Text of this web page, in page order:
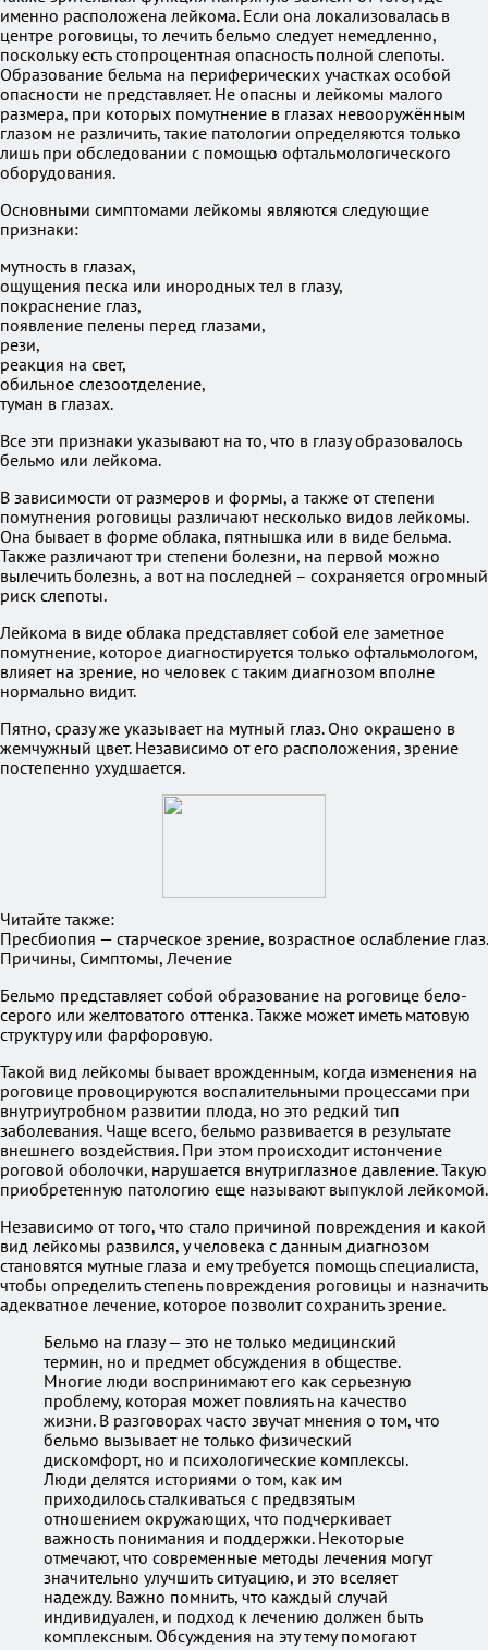
именно расположена лейкома. Если она локализовалась в
центре роговицы, то лечить бельмо следует немедленно,
поскольку есть стопроцентная опасность полной слепоты.
Образование бельма на периферических участках особой
опасности не представляет. Не опасны и лейкомы малого
размера, при которых помутнение в глазах невооружённым
глазом не различить, такие патологии определяются только
лишь при обследовании с помощью офтальмологического
оборудования.
Основными симптомами лейкомы являются следующие
признаки:
мутность в глазах,
ощущения песка или инородных тел в глазу,
покраснение глаз,
появление пелены перед глазами,
рези,
реакция на свет,
обильное слезоотделение,
туман в глазах.
Все эти признаки указывают на то, что в глазу образовалось
бельмо или лейкома.
В зависимости от размеров и формы, а также от степени
помутнения роговицы различают несколько видов лейкомы.
Она бывает в форме облака, пятнышка или в виде бельма.
Также различают три степени болезни, на первой можно
вылечить болезнь, а вот на последней – сохраняется огромный
риск слепоты.
Лейкома в виде облака представляет собой еле заметное
помутнение, которое диагностируется только офтальмологом,
влияет на зрение, но человек с таким диагнозом вполне
нормально видит.
Пятно, сразу же указывает на мутный глаз. Оно окрашено в
жемчужный цвет. Независимо от его расположения, зрение
постепенно ухудшается.
Читайте также:
Пресбиопия — старческое зрение, возрастное ослабление глаз.
Причины, Симптомы, Лечение
Бельмо представляет собой образование на роговице бело-
серого или желтоватого оттенка. Также может иметь матовую
структуру или фарфоровую.
Такой вид лейкомы бывает врожденным, когда изменения на
роговице провоцируются воспалительными процессами при
внутриутробном развитии плода, но это редкий тип
заболевания. Чаще всего, бельмо развивается в результате
внешнего воздействия. При этом происходит истончение
роговой оболочки, нарушается внутриглазное давление. Такую
приобретенную патологию еще называют выпуклой лейкомой.
Независимо от того, что стало причиной повреждения и какой
вид лейкомы развился, у человека с данным диагнозом
становятся мутные глаза и ему требуется помощь специалиста,
чтобы определить степень повреждения роговицы и назначить
адекватное лечение, которое позволит сохранить зрение.
Бельмо на глазу — это не только медицинский
термин, но и предмет обсуждения в обществе.
Многие люди воспринимают его как серьезную
проблему, которая может повлиять на качество
жизни. В разговорах часто звучат мнения о том, что
бельмо вызывает не только физический
дискомфорт, но и психологические комплексы.
Люди делятся историями о том, как им
приходилось сталкиваться с предвзятым
отношением окружающих, что подчеркивает
важность понимания и поддержки. Некоторые
отмечают, что современные методы лечения могут
значительно улучшить ситуацию, и это вселяет
надежду. Важно помнить, что каждый случай
индивидуален, и подход к лечению должен быть
комплексным. Обсуждения на эту тему помогают